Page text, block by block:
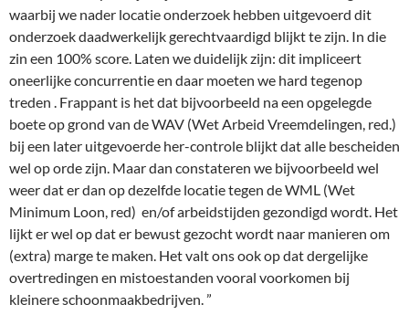
waarbij we nader locatie onderzoek hebben uitgevoerd dit
onderzoek daadwerkelijk gerechtvaardigd blijkt te zijn. In die
zin een 100% score. Laten we duidelijk zijn: dit impliceert
oneerlijke concurrentie en daar moeten we hard tegenop
treden . Frappant is het dat bijvoorbeeld na een opgelegde
boete op grond van de WAV (Wet Arbeid Vreemdelingen, red.)
bij een later uitgevoerde her-controle blijkt dat alle bescheiden
wel op orde zijn. Maar dan constateren we bijvoorbeeld wel
weer dat er dan op dezelfde locatie tegen de WML (Wet
Minimum Loon, red) en/of arbeidstijden gezondigd wordt. Het
lijkt er wel op dat er bewust gezocht wordt naar manieren om
(extra) marge te maken. Het valt ons ook op dat dergelijke
overtredingen en mistoestanden vooral voorkomen bij
kleinere schoonmaakbedrijven. ”